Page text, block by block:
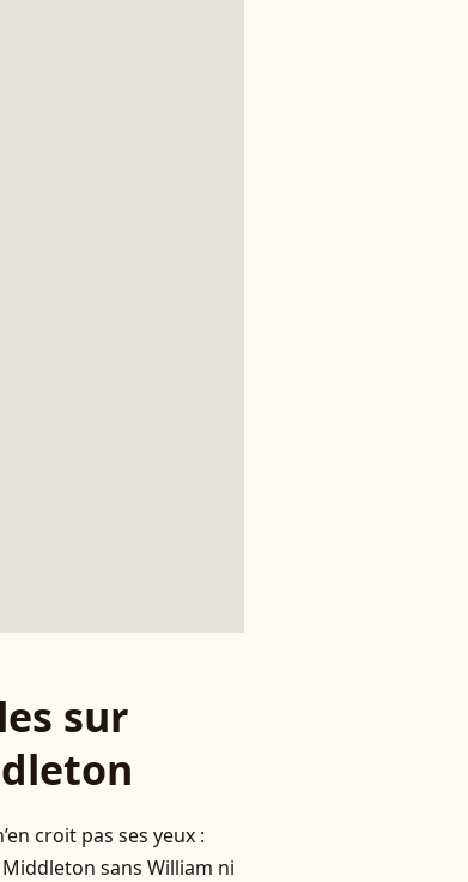
sur
croit pas ses yeux :
Middleton sans William ni